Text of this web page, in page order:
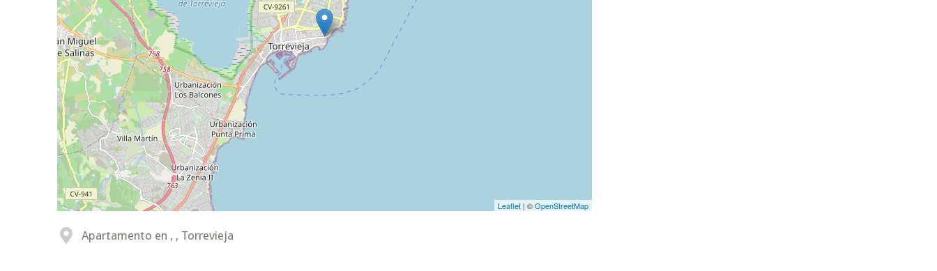
Leaflet | ©OpenStreetMap
Apartamento en , , Torrevieja